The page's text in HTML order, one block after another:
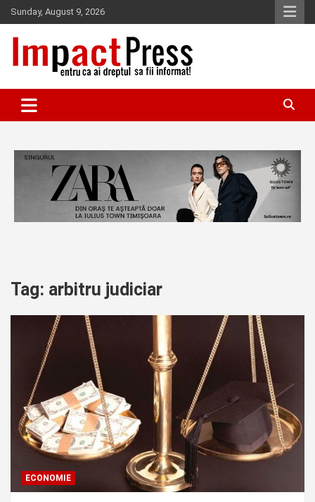
Skip
to
content
Sunday, August 9, 2026
IMPACTPRESS
Tag: arbitru judiciar
ECONOMIE